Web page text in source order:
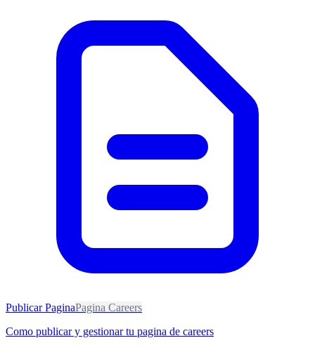
Publicar PaginaPagina Careers
Como publicar y gestionar tu pagina de careers